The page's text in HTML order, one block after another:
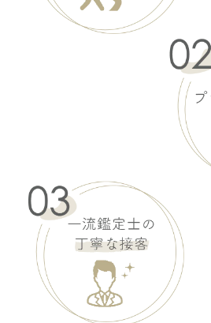
オクサーナムハ
AMY エイミー
オクサーナムハ
ANASTACE アナスタース